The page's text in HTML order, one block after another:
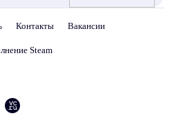
Контакты Вакансии
Steam